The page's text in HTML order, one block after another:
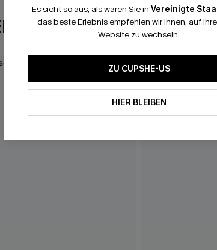
Es sieht so aus, als wären Sie in Vereinigte
das beste Erlebnis empfehlen wir Ihnen, auf
Website zu wechseln.
ZU CUPSHE-US
HIER BLEIBEN